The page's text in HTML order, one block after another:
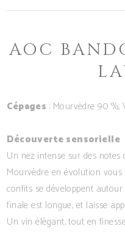
AOC
Cépages : Mourvèdre 90 %,
Découverte sensorielle
Un nez intense sur des
Mourvèdre en évolution
confits se développent
finale est longue, et laisse
Un vin élégant, tout en